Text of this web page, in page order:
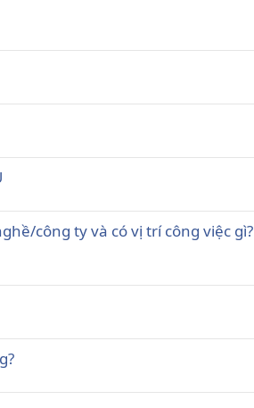
công ty và có vị trí công việc gì?